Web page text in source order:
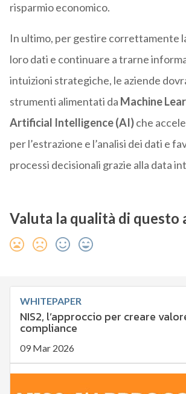
risparmio economico.
In ultimo, per gestire correttamente
loro dati e continuare a trarne
intuizioni strategiche, le aziende
strumenti alimentati da Machine
Artificial Intelligence (AI)che
per l’estrazione e l’analisi dei dati e
processi decisionali grazie alla data
Valuta la qualità di questo
WHITEPAPER
NIS2, l’approccio per creare
compliance
09 Mar 2026